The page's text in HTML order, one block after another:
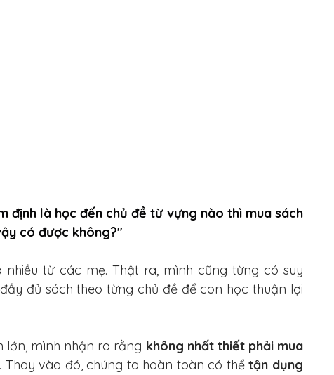
định là học đến chủ đề từ vựng nào thì mua sách
có được không?"
từ các mẹ. Thật ra, mình cũng từng có suy
đủ sách theo từng chủ đề để con học thuận lợi
lớn, mình nhận ra rằng không nhất thiết phải mua
. Thay vào đó, chúng ta hoàn toàn có thể tận dụng